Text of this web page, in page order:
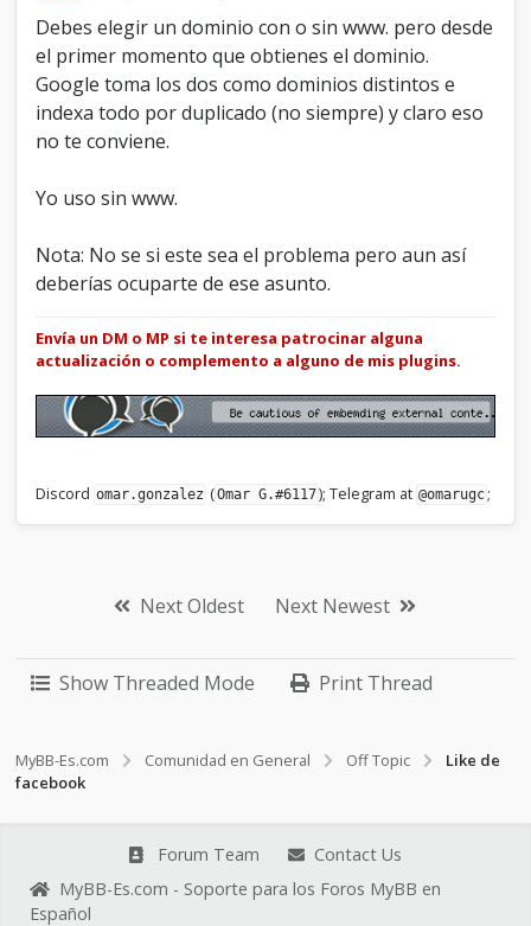
Debes elegir un dominio con o sin www. pero desde
el primer momento que obtienes el dominio.
Google toma los dos como dominios distintos e
indexa todo por duplicado (no siempre) y claro eso
no te conviene.
Yo uso sin www.
Nota: No se si este sea el problema pero aun así
deberías ocuparte de ese asunto.
Envía un DM o MP si te interesa patrocinar alguna
actualización o complemento a alguno de mis plugins.
Discord omar.gonzalez (Omar G.#6117); Telegram at @omarugc ;
Next Oldest Next Newest
Show Threaded Mode Print Thread
MyBB-Es.com Comunidad en General Off Topic
Like de
facebook
Forum Team
Contact Us
MyBB-Es.com - Soporte para los Foros MyBB en
Español